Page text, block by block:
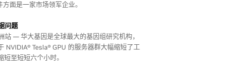
面是一家市场领军企业。
问题
— 华大基因是全球最大的基因组研究机构，
NVIDIA® Tesla® GPU 的服务器群大幅缩短了工
至短短六个小时。